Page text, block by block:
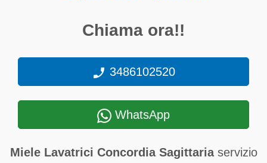
Chiama ora!!
3486102520
WhatsApp
Miele Lavatrici Concordia Sagittariaservizio